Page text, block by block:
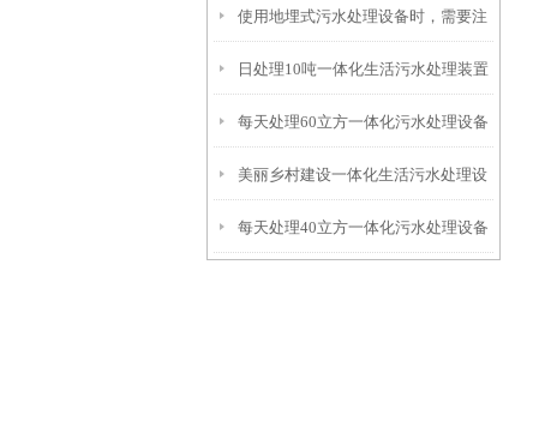
使用地埋式污水处理设备时，需要注
意以下事项
日处理10吨一体化生活污水处理装置
每天处理60立方一体化污水处理设备
美丽乡村建设一体化生活污水处理设
备
每天处理40立方一体化污水处理设备